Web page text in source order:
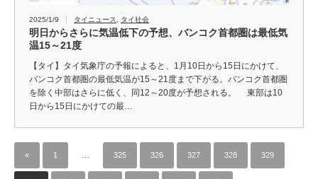
2025/1/9 タイニュース タイ社会
明日からさらに気温低下の予想、バンコク首都圏は最低気
温15～21度
【タイ】タイ気象庁の予報によると、1月10日から15日にかけて、
バンコク首都圏の最低気温が15～21度まで下がる。バンコク首都圏
を除く中部はさらに低く、同12～20度が予想される。 東部は10
日から15日にかけての最…
« 1 325 326 327 328 329